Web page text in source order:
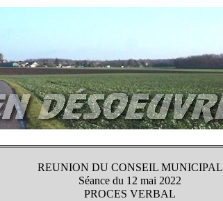
REUNION DU CONSEIL MUNICIPAL
Séance du 12 mai 2022
PROCES VERBAL